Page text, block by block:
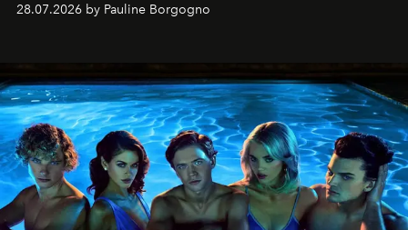
28.07.2026 by Pauline Borgogno